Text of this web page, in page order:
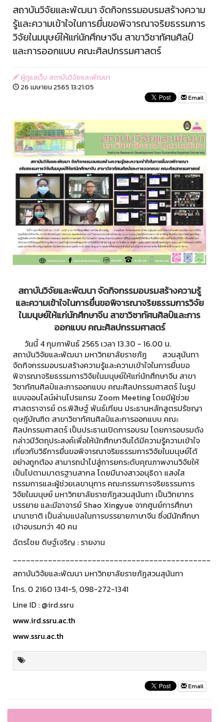
สถาบันวิจัยและพัฒนา จัดกิจกรรมอบรมสร้างความ
รู้และความเข้าใจในการยื่นขอพิจารณาจริยธรรมการ
วิจัยในมนุษย์ให้แก่นักศึกษาจีน สาขาวิชาทัศนศิลป์
และการออกแบบ คณะศิลปกรรมศาสตร์
ผู้ดูแลเว็บ สถาบันวิจัยและพัฒนา
26 เมษายน 2565 13:21:05
Email
สถาบันวิจัยและพัฒนา จัดกิจกรรมอบรมสร้างความรู้
และความเข้าใจในการยื่นขอพิจารณาจริยธรรมการวิจัย
ในมนุษย์ให้แก่นักศึกษาจีน สาขาวิชาทัศนศิลป์และการ
ออกแบบ คณะศิลปกรรมศาสตร์
วันนี้ 4 กุมภาพันธ์ 2565 เวลา 13.30 - 16.00 น.
สถาบันวิจัยและพัฒนา มหาวิทยาลัยราชภัฏ สวนสุนันทา
จัดกิจกรรมอบรมสร้างความรู้และความเข้าใจในการยื่นขอ
พิจารณาจริยธรรมการวิจัยในมนุษย์ให้แก่นักศึกษาจีน สาขา
วิชาทัศนศิลป์และการออกแบบ คณะศิลปกรรมศาสตร์ ในรูป
แบบออนไลน์ผ่านโปรแกรม Zoom Meeting โดยมีผู้ช่วย
ศาสตราจารย์ ดร.พิสิษฐ์ พันธ์เทียน ประธานหลักสูตรปรัชญา
ดุษฎีบัณฑิต สาขาวิชาทัศนศิลป์และการออกแบบ คณะ
ศิลปกรรมศาสตร์ เป็นประธานเปิดการอบรม โดยการอบรมดัง
กล่าวมีวัตถุประสงค์เพื่อให้นักศึกษาจีนได้มีความรู้ความเข้าใจ
เกี่ยวกับวิธีการยื่นขอพิจารณาจริยธรรมการวิจัยในมนุษย์ได้
อย่างถูกต้อง สามารถนำไปสู่การยกระดับคุณภาพงานวิจัยให้
เป็นไปตามมาตรฐานสากล โดยมีนางสาวอนุธิดา แสงใส
กรรมการและผู้ช่วยเลขานุการ คณะกรรมการจริยธรรมการ
วิจัยในมนุษย์ มหาวิทยาลัยราชภัฏสวนสุนันทา เป็นวิทยากร
บรรยาย และมีอาจารย์ Shao Xingyue จากศูนย์การศึกษา
นานาชาติ เป็นล่ามแปลในการบรรยายภาษาจีน ซึ่งมีนักศึกษา
เข้าอบรมกว่า 40 คน
ฉัตรไชย ดิษฐ์เจริญ : รายงาน
_____________________________________________
สถาบันวิจัยและพัฒนา มหาวิทยาลัยราชภัฏสวนสุนันทา
โทร. 0 2160 1341-5, 098-272-1341
Line ID : @ird.ssru
www.ird.ssru.ac.th
www.ssru.ac.th
Email